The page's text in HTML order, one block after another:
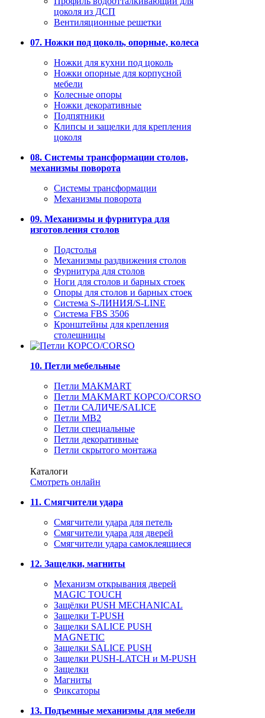
цоколя из ДСП
Вентиляционные решетки
07. Ножки под цоколь, опорные, колеса
Ножки для кухни под цоколь
Ножки опорные для корпусной
мебели
Колесные опоры
Ножки декоративные
Подпятники
Клипсы и защелки для крепления
цоколя
08. Системы трансформации столов,
механизмы поворота
Системы трансформации
Механизмы поворота
09. Механизмы и фурнитура для
изготовления столов
Подстолья
Механизмы раздвижения столов
Фурнитура для столов
Ноги для столов и барных стоек
Опоры для столов и барных стоек
Система S-ЛИНИЯ/S-LINE
Система FBS 3506
Кронштейны для крепления
столешницы
10. Петли мебельные
Петли MAKMART
Петли MAKMART КОРСО/CORSO
Петли САЛИЧЕ/SALICE
Петли MB2
Петли специальные
Петли декоративные
Петли скрытого монтажа
Каталоги
Смотреть онлайн
11. Смягчители удара
Смягчители удара для петель
Смягчители удара для дверей
Cмягчители удара самоклеящиеся
12. Защелки, магниты
Механизм открывания дверей
MAGIC TOUCH
Защёлки PUSH MECHANICAL
Защелки T-PUSH
Защелки SALICE PUSH
MAGNETIC
Защелки SALICE PUSH
Защелки PUSH-LATCH и M-PUSH
Защелки
Магниты
Фиксаторы
13. Подъемные механизмы для мебели